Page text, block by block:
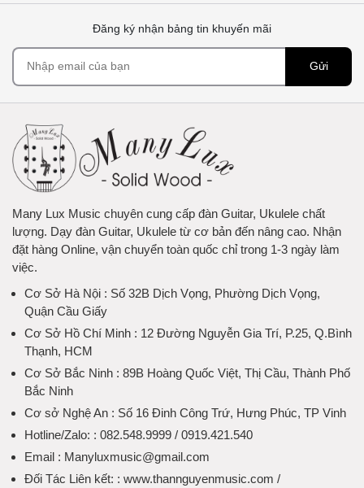
Đăng ký nhận bảng tin khuyến mãi
Gửi
Many Lux Music chuyên cung cấp đàn Guitar, Ukulele chất
lượng. Dạy đàn Guitar, Ukulele từ cơ bản đến nâng cao. Nhận
đặt hàng Online, vận chuyển toàn quốc chỉ trong 1-3 ngày làm
việc.
Cơ Sở Hà Nội : Số 32B Dịch Vọng, Phường Dịch Vọng,
Quận Cầu Giấy
Cơ Sở Hồ Chí Minh : 12 Đường Nguyễn Gia Trí, P.25, Q.Bình
Thạnh, HCM
Cơ Sở Bắc Ninh : 89B Hoàng Quốc Việt, Thị Cầu, Thành Phố
Bắc Ninh
Cơ sở Nghệ An : Số 16 Đinh Công Trứ, Hưng Phúc, TP Vinh
Hotline/Zalo: : 082.548.9999 / 0919.421.540
Email : Manyluxmusic@gmail.com
Đối Tác Liên kết: : www.thannguyenmusic.com /